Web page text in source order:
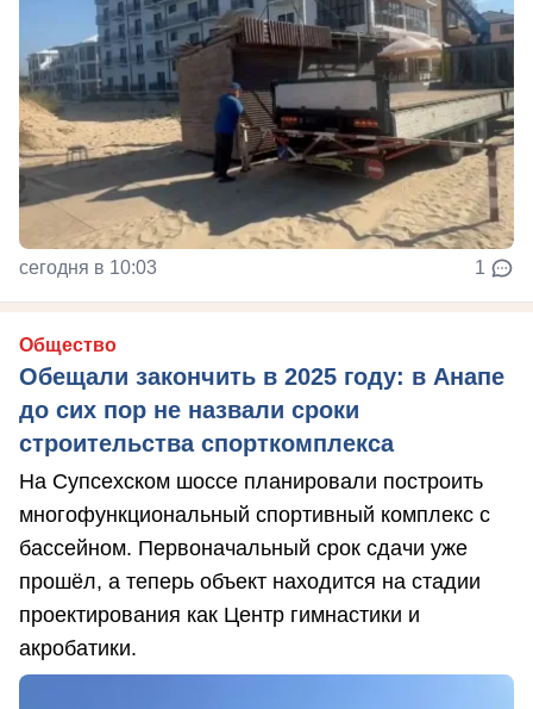
сегодня в 10:03 1
Общество
Обещали закончить в 2025 году: в Анапе
до сих пор не назвали сроки
строительства спорткомплекса
На Супсехском шоссе планировали построить
многофункциональный спортивный комплекс с
бассейном. Первоначальный срок сдачи уже
прошёл, а теперь объект находится на стадии
проектирования как Центр гимнастики и
акробатики.